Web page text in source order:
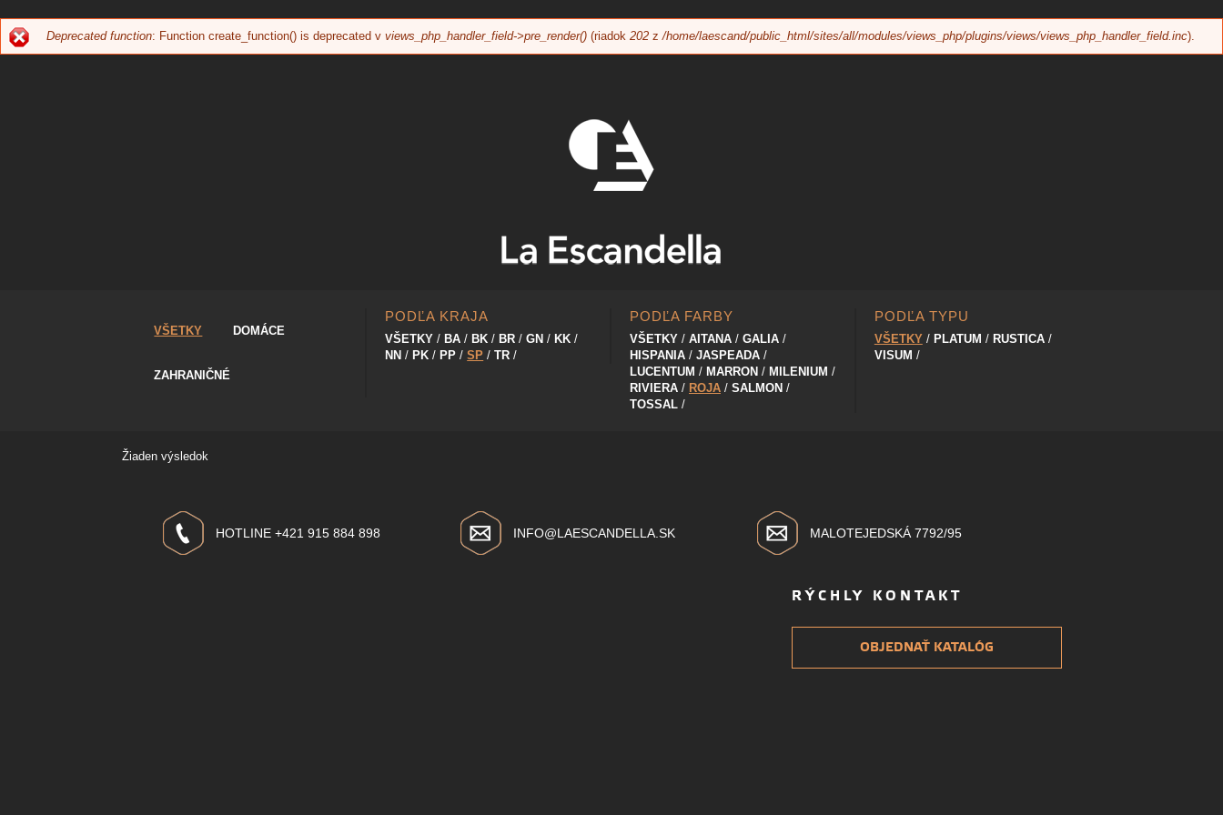
CHYBOVÁ
Deprecated function: Function create_function() is deprecated v views_php_handler_field->pre_render() (riadok 202 z /home/laescand/public_html/sites/all/modules/views_php/plugins/views/views_php_handler_field.inc).
VŠETKY DOMÁCE
ZAHRANIČNÉ
PODĽA KRAJA
VŠETKY BA BK BR GN
KK
NN
PK PP SP TR
PODĽA FARBY
VŠETKY AITANA
GALIA
HISPANIA
JASPEADA
LUCENTUM
MARRON
MILENIUM
RIVIERA
ROJA
SALMON
TOSSAL
PODĽA TYPU
VŠETKY PLATUM
RUSTICA
VISUM
Žiaden výsledok
HOTLINE +421 915 884 898 INFO@LAESCANDELLA.SK MALOTEJEDSKÁ 7792/95
RÝCHLY KONTAKT
OBJEDNAŤ KATALÓG